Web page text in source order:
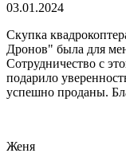
03.01.2024
Скупка
Дронов" была для
Сотрудничество с
подарило
успешно проданы.
Женя